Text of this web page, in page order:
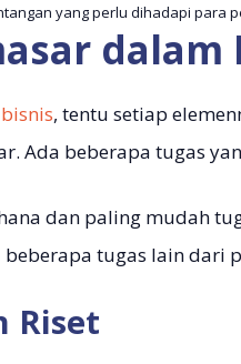
yang perlu dihadapi para
dalam
bisnis, tentu setiap
Ada beberapa tugas
dan paling mudah
tugas lain dari
Riset